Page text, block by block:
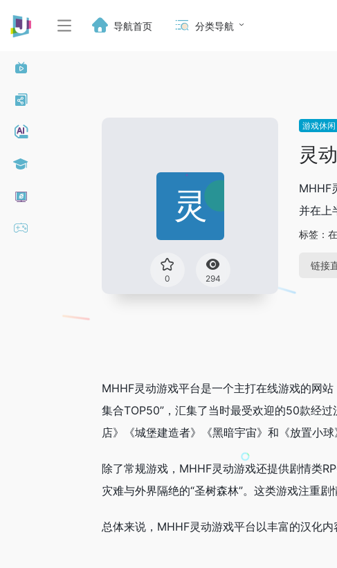
导航首页 分类导航
0 294
游戏休闲
灵
MHHF
并在上
标签：
链接
MHHF灵动游戏平台是一个主打在线游戏的网
集合TOP50”，汇集了当时最受欢迎的50款经
店》《城堡建造者》《黑暗宇宙》和《放置小
除了常规游戏，MHHF灵动游戏还提供剧情类
灾难与外界隔绝的“圣树森林”。这类游戏注重
总体来说，MHHF灵动游戏平台以丰富的汉化